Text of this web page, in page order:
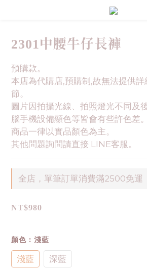
2301中腰牛仔長褲
預購款。
本店為代購店,預購制,故無法提供
節。
圖片因拍攝光線、拍照燈光不同及
腦手機設備顯色等皆會有些許色差。
商品一律以實品顏色為主。
其他問題詢問請直接 LINE客服。
全店，單筆訂單消費滿2500免運
NT$980
顏色 : 淺藍
淺藍 深藍